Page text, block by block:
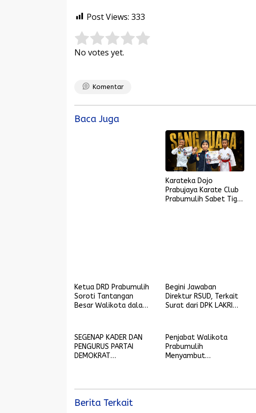
Post Views: 333
Rate this item:
No votes yet.
Komentar
Baca Juga
Karateka Dojo
Prabujaya Karate Club
Prabumulih Sabet Tiga
Ketua DRD Prabumulih
Soroti Tantangan
Besar Walikota dalam
Begini Jawaban
Direktur RSUD, Terkait
Surat dari DPK LAKRI
SEGENAP KADER DAN
PENGURUS PARTAI
DEMOKRAT
IDUL FITRI 1445 H-2024
M
Penjabat Walikota
Prabumulih
Menyambut
Berita Terkait